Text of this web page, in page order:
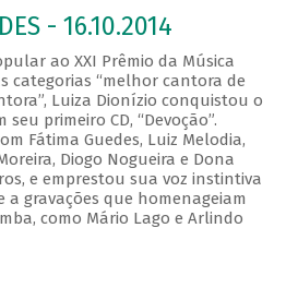
- 16.10.2014
ao XXI Prêmio da Música
categorias “melhor cantora de
Luiza Dionízio conquistou o
primeiro CD, “Devoção”.
Fátima Guedes, Luiz Melodia,
Diogo Nogueira e Dona
e emprestou sua voz instintiva
a gravações que homenageiam
como Mário Lago e Arlindo